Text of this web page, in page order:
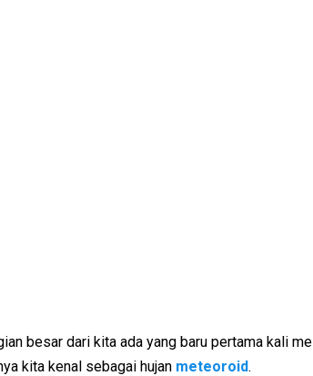
besar dari kita ada yang baru pertama kali
kita kenal sebagai hujan meteoroid.